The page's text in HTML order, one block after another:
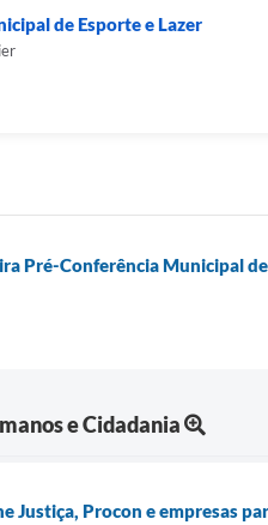
de Esporte e Lazer
Pré-Conferência Municipal
e Cidadania
Justiça, Procon e empresas